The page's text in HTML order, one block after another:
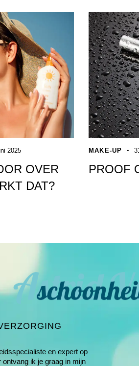
2025
OVER
DAT?
MAKE-UP
PROOF
en expert op
ik je graag in mijn